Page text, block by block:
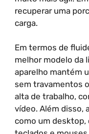
recuperar uma
carga.
Em termos de
melhor modelo da
aparelho mantém
sem travamentos
alta de trabalho,
vídeo. Além disso,
como um